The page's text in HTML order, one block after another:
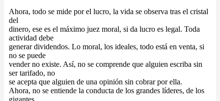
Ahora, todo se mide por el lucro, la vida se observa tras el cristal
del
dinero, ese es el máximo juez moral, si da lucro es legal. Toda
actividad debe
generar dividendos. Lo moral, los ideales, todo está en venta, si
no se puede
vender no existe. Así, no se comprende que alguien escriba sin
ser tarifado, no
se acepta que alguien de una opinión sin cobrar por ella.
Ahora, no se entiende la conducta de los grandes líderes, de los
gigantes.